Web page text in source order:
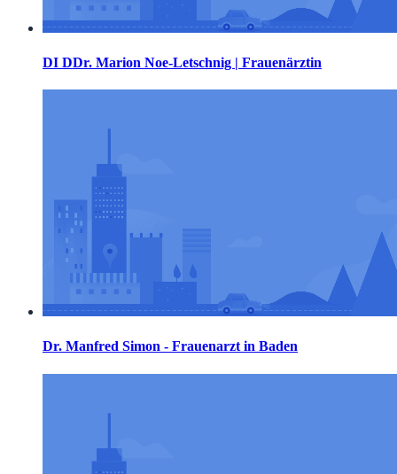
DI DDr. Marion Noe-Letschnig | Frauenärztin
Dr. Manfred Simon - Frauenarzt in Baden